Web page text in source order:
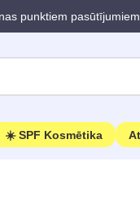
punktiem
☀️ SPF Kosmētika